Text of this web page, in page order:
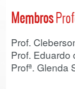
Membros
Prof.
Prof. Eduardo
Profª. Glenda